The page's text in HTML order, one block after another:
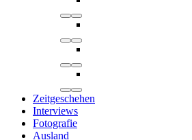
Zeitgeschehen
Interviews
Fotografie
Ausland